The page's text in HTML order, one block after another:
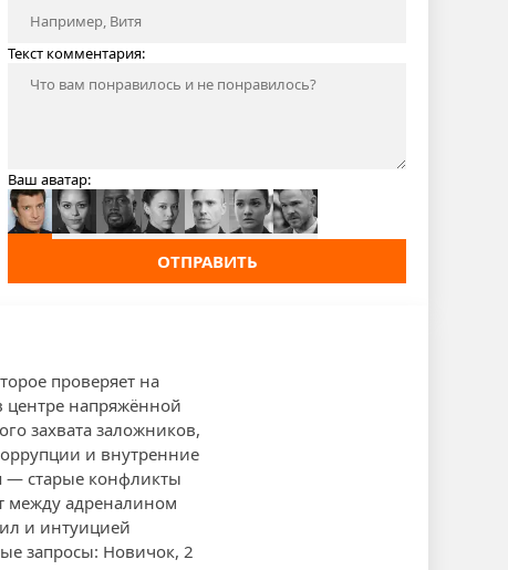
Текст комментария:
Ваш аватар:
ОТПРАВИТЬ
проверяет на
центре напряжённой
захвата заложников,
и внутренние
— старые конфликты
между адреналином
и интуицией
запросы: Новичок, 2